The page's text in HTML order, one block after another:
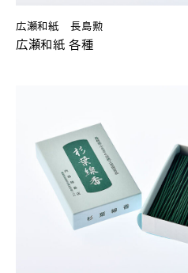
広瀬和紙 長島勲
広瀬和紙 各種